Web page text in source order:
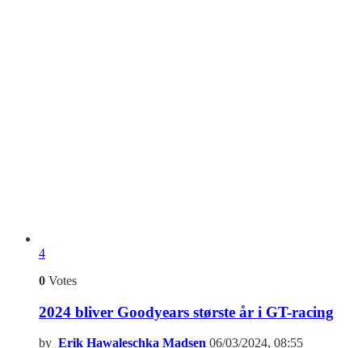
4
0 Votes
2024 bliver Goodyears største år i GT-racing
by Erik Hawaleschka Madsen 06/03/2024, 08:55